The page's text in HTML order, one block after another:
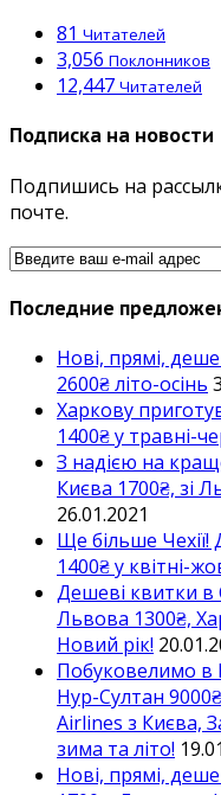
81 Читателей
3,056 Поклонников
12,447 Читателей
Подписка на новости
Подпишись на
почте.
Последние
Нові, прямі,
2600₴ літо-осінь
Харкову
1400₴ у травні-
З надією на
Києва 1700₴, зі
26.01.2021
Ще більше
1400₴ у квітні-
Дешеві квитки в
Львова 1300₴,
Новий рік!
Побуковелимо в
Нур-Султан
Airlines з Києва,
зима та літо!
Нові, прямі,